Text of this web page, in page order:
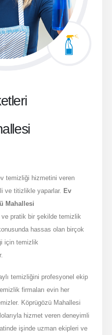
temizliği hizmetini veren
ve titizlikle yaparlar. Ev
Mahallesi
pratik bir şekilde temizlik
hassas olan birçok
için temizlik
temizliğini profesyonel ekip
firmaları evin her
Köprügözü Mahallesi
hizmet veren deneyimli
işinde uzman ekipleri ve